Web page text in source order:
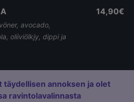
avocado,
oliiviölkjy, dippi ja
14,90€
täydellisen annoksen ja olet
ravintolavalinnasta